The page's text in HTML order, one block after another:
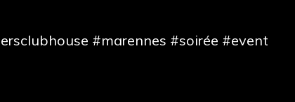
#marennes #soirée #event